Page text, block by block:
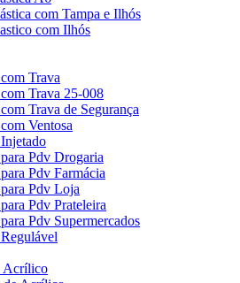
com Tampa e Ilhós
com Ilhós
Trava
Trava 25-008
Trava de Segurança
Ventosa
Pdv Drogaria
Pdv Farmácia
Pdv Loja
Pdv Prateleira
Pdv Supermercados
Acrílico